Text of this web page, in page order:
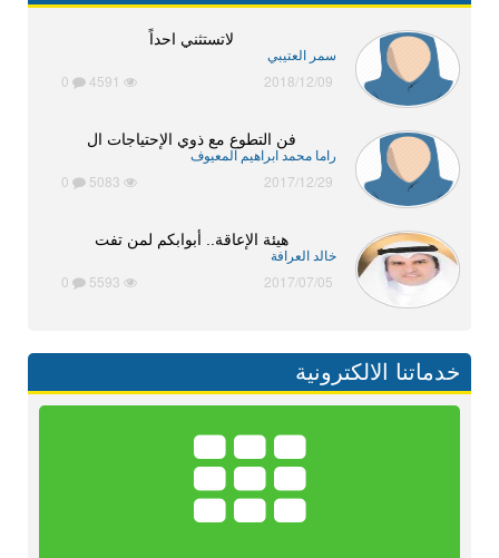
لاتستثني احداً
سمر العتيبي
2018/12/09
فن التطوع مع ذوي الإحتياجات ال
راما محمد ابراهيم المعيوف
2017/12/29
هيئة الإعاقة.. أبوابكم لمن تفت
خالد العرافة
2017/07/05
خدماتنا الالكترونية